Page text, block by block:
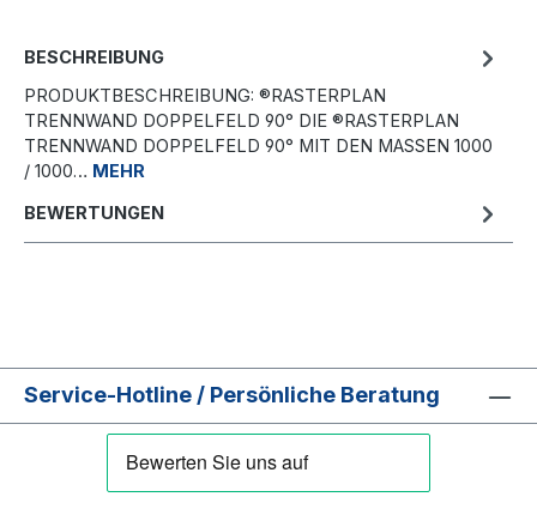
BESCHREIBUNG
PRODUKTBESCHREIBUNG: ®RASTERPLAN
TRENNWAND DOPPELFELD 90° DIE ®RASTERPLAN
TRENNWAND DOPPELFELD 90° MIT DEN MASSEN 1000 /
1000… MEHR
BEWERTUNGEN
Service-Hotline / Persönliche Beratung